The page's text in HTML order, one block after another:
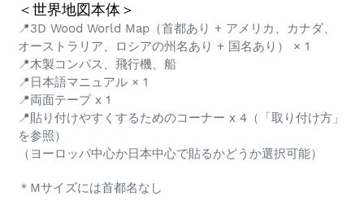
＜世界地図本体＞
📍3D Wood World Map（首都あり + アメリカ、カナダ、
オーストラリア、ロシアの州名あり + 国名あり） × 1
📍木製コンパス、飛行機、船
📍日本語マニュアル × 1
📍両面テープ x 1
📍貼り付けやすくするためのコーナー x 4（「取り付け方」
を参照）
（ヨーロッパ中心か日本中心で貼るかどうか選択可能）
＊Mサイズには首都名なし